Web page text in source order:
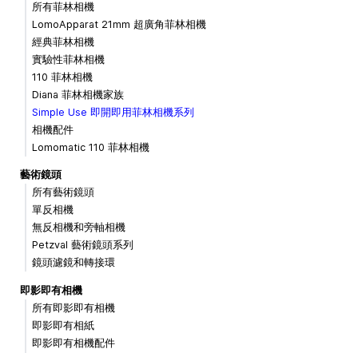
所有菲林相機
LomoApparat 21mm 超廣角菲林相機
經典菲林相機
實驗性菲林相機
110 菲林相機
Diana 菲林相機家族
Simple Use 即開即用菲林相機系列
相機配件
Lomomatic 110 菲林相機
藝術鏡頭
所有藝術鏡頭
單反相機
無反相機和旁軸相機
Petzval 藝術鏡頭系列
鏡頭濾鏡和轉接環
即影即有相機
所有即影即有相機
即影即有相紙
即影即有相機配件